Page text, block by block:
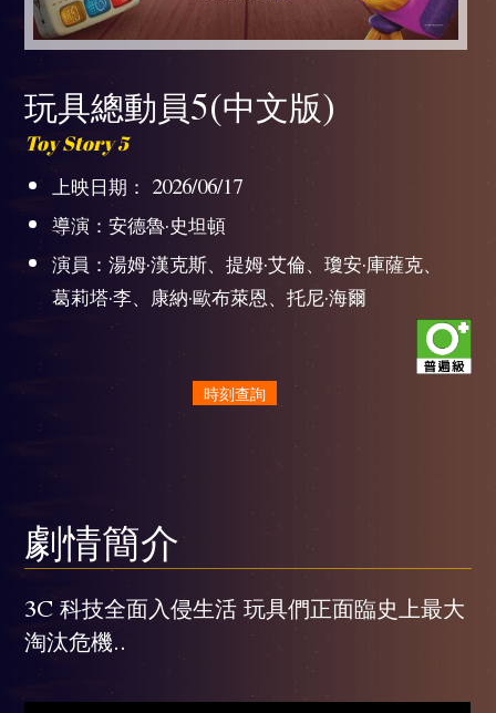
玩具總動員5(中文版)
Toy Story 5
上映日期： 2026/06/17
導演：安德魯·史坦頓
演員：湯姆·漢克斯、提姆·艾倫、瓊安·庫薩克、
葛莉塔·李、康納·歐布萊恩、托尼·海爾
時刻查詢
劇情簡介
3C 科技全面入侵生活 玩具們正面臨史上最大
淘汰危機..